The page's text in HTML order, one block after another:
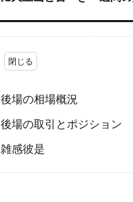
後場の相場概況
後場の取引とポジション
雑感彼是